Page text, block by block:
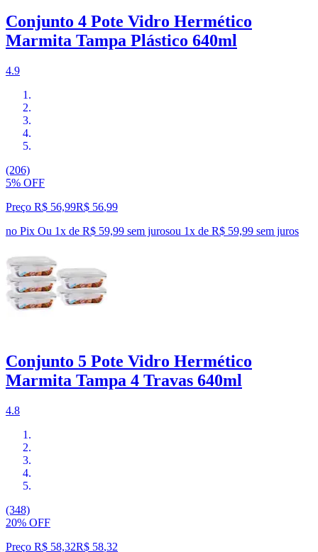
Conjunto 4 Pote Vidro Hermético
Marmita Tampa Plástico 640ml
4.9
(206)
5% OFF
Preço R$ 56,99R$ 56,99
no Pix Ou 1x de R$ 59,99 sem jurosou 1x de R$ 59,99 sem juros
Conjunto 5 Pote Vidro Hermético
Marmita Tampa 4 Travas 640ml
4.8
(348)
20% OFF
Preço R$ 58,32R$ 58,32